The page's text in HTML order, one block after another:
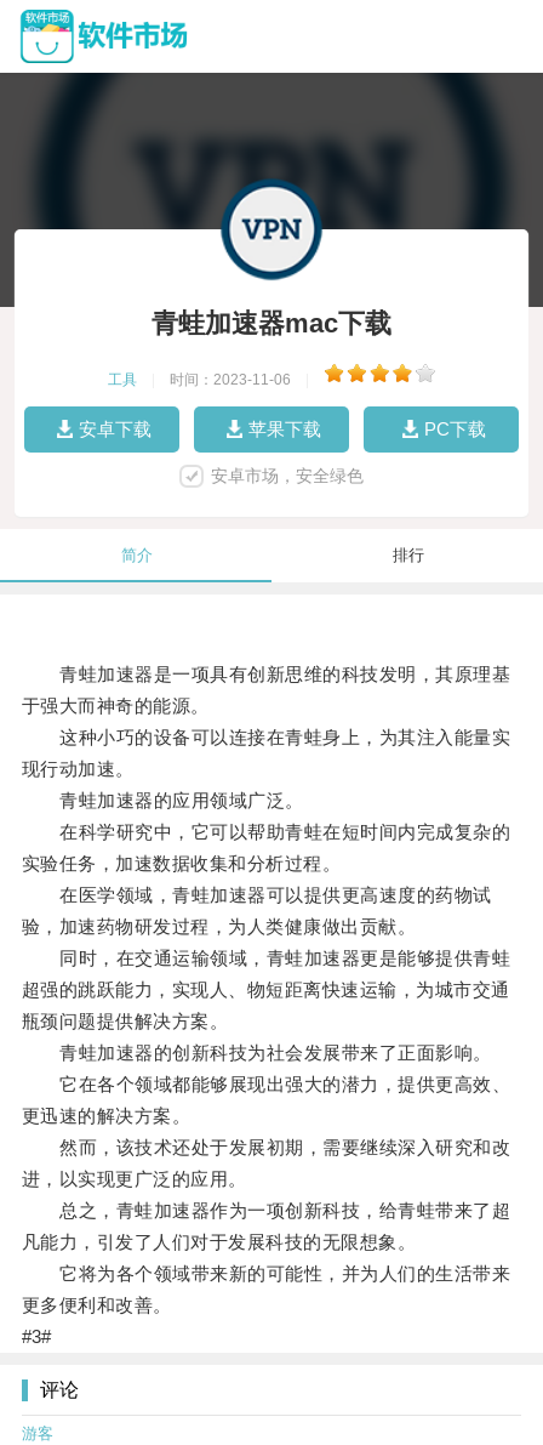
青蛙加速器mac下载
工具 时间：2023-11-06
安卓下载 苹果下载 PC下载
安卓市场，安全绿色
简介 排行
青蛙加速器是一项具有创新思维的科技发明，其原理基
于强大而神奇的能源。
这种小巧的设备可以连接在青蛙身上，为其注入能量实
现行动加速。
青蛙加速器的应用领域广泛。
在科学研究中，它可以帮助青蛙在短时间内完成复杂的
实验任务，加速数据收集和分析过程。
在医学领域，青蛙加速器可以提供更高速度的药物试
验，加速药物研发过程，为人类健康做出贡献。
同时，在交通运输领域，青蛙加速器更是能够提供青蛙
超强的跳跃能力，实现人、物短距离快速运输，为城市交通
瓶颈问题提供解决方案。
青蛙加速器的创新科技为社会发展带来了正面影响。
它在各个领域都能够展现出强大的潜力，提供更高效、
更迅速的解决方案。
然而，该技术还处于发展初期，需要继续深入研究和改
进，以实现更广泛的应用。
总之，青蛙加速器作为一项创新科技，给青蛙带来了超
凡能力，引发了人们对于发展科技的无限想象。
它将为各个领域带来新的可能性，并为人们的生活带来
更多便利和改善。
#3#
评论
游客